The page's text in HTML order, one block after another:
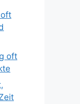
oft